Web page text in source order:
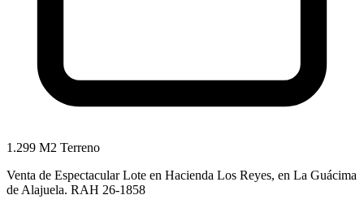
1.299 M2 Terreno
Venta de Espectacular Lote en Hacienda Los Reyes, en La Guácima
de Alajuela. RAH 26-1858